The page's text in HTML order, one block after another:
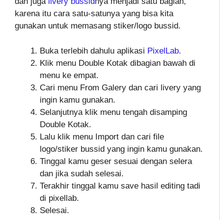
karena itu cara satu-satunya yang bisa kita
gunakan untuk memasang stiker/logo bussid.
Buka terlebih dahulu aplikasi PixelLab.
Klik menu Double Kotak dibagian bawah di
menu ke empat.
Cari menu From Galery dan cari livery yang
ingin kamu gunakan.
Selanjutnya klik menu tengah disamping
Double Kotak.
Lalu klik menu Import dan cari file
logo/stiker bussid yang ingin kamu gunakan.
Tinggal kamu geser sesuai dengan selera
dan jika sudah selesai.
Terakhir tinggal kamu save hasil editing tadi
di pixellab.
Selesai.